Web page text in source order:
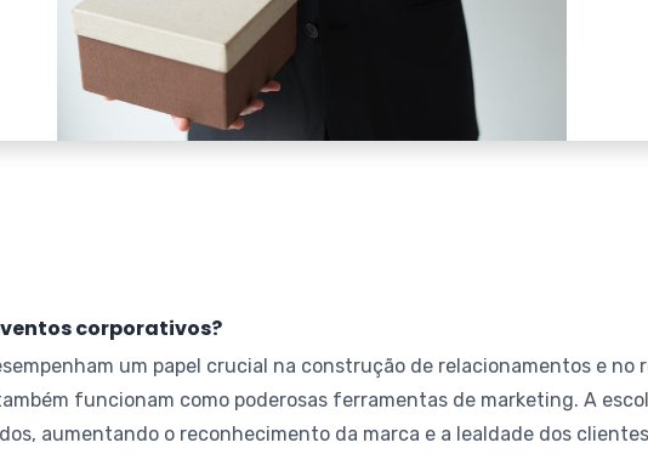
corporativos?
um papel crucial na construção de relacionamentos e no
funcionam como poderosas ferramentas de marketing. A
aumentando o reconhecimento da marca e a lealdade dos